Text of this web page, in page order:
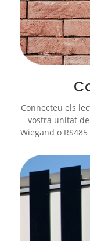
Connecteu els
vostra unitat
Wiegand o